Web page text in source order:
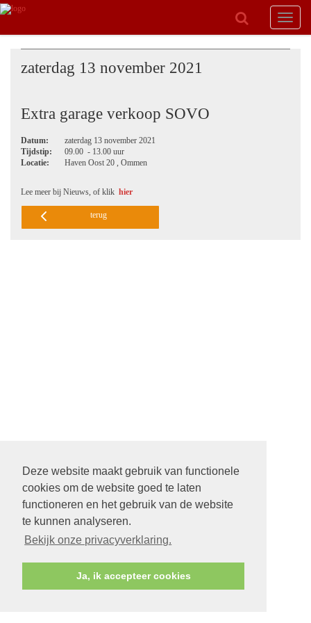
Deze website maakt gebruik van functionele
cookies om de website goed te laten
functioneren en het gebruik van de website
te kunnen analyseren.
Bekijk onze privacyverklaring.
Ja, ik accepteer cookies
Toggle
zaterdag 13 november 2021
Extra garage verkoop SOVO
Datum:
zaterdag 13 november 2021
Tijdstip:
09.00 - 13.00 uur
Locatie:
Haven Oost 20 , Ommen
Lee meer bij Nieuws, of klik hier
terug